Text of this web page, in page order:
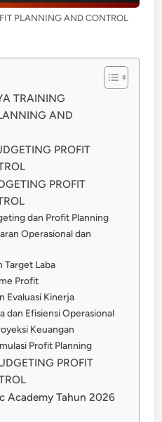
PLANNING AND CONTROL
TRAINING
AND
PROFIT
PROFIT
dan Profit Planning
Operasional dan
Target Laba
Profit
Evaluasi Kinerja
dan Efisiensi Operasional
Keuangan
Profit Planning
PROFIT
Academy Tahun 2026